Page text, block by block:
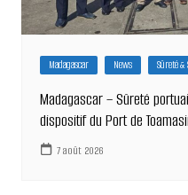
Madagascar News Sûreté
Madagascar – Sûreté
dispositif du Port de
7 août 2026